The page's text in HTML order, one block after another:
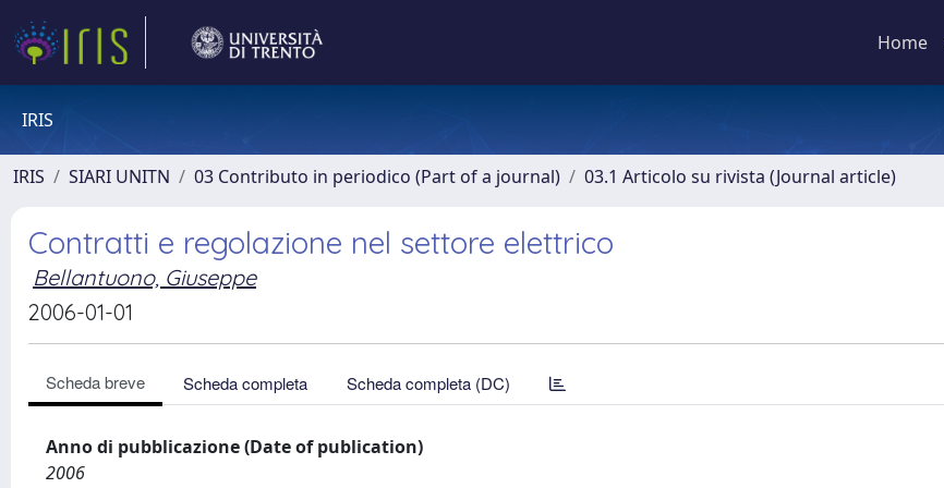
Home
IRIS
IRIS SIARI UNITN 03 Contributo in periodico (Part of a journal) 03.1 Articolo su rivista (Journal article)
Contratti e regolazione nel settore elettrico
Bellantuono, Giuseppe
2006-01-01
Scheda breve Scheda completa Scheda completa (DC)
Anno di pubblicazione (Date of publication)
2006